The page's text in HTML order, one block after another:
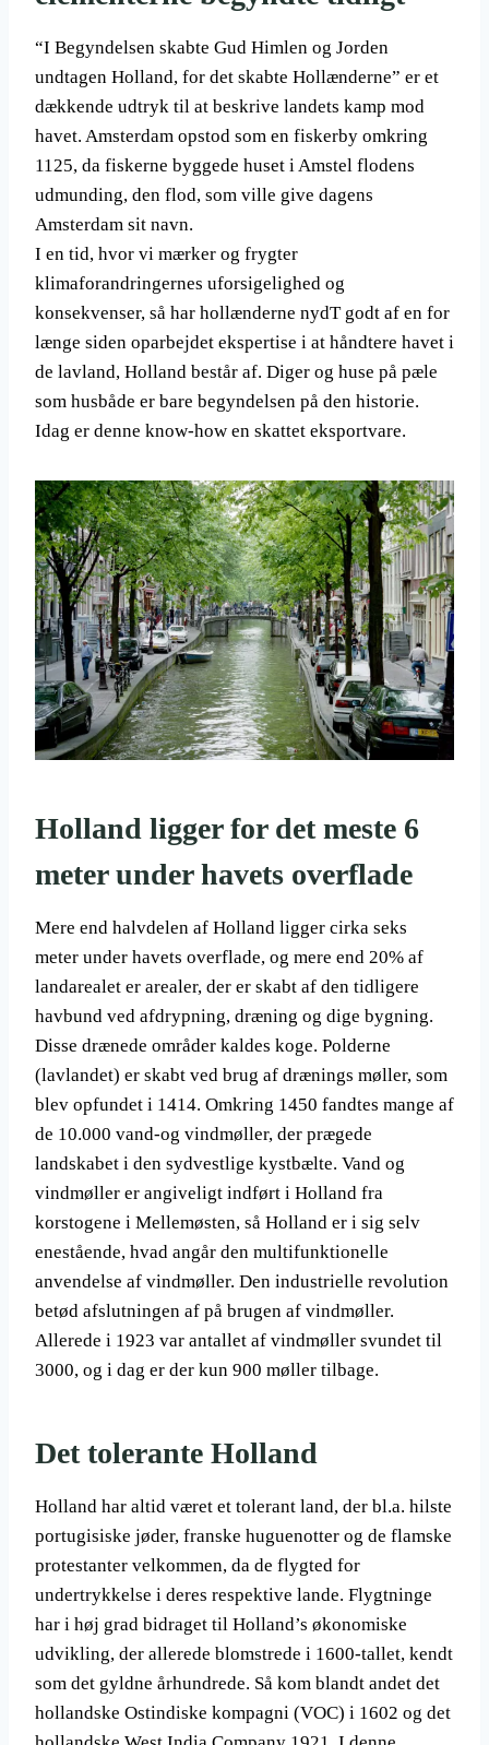
“I Begyndelsen skabte Gud Himlen og Jorden
undtagen Holland, for det skabte Hollænderne” er et
dækkende udtryk til at beskrive landets kamp mod
havet. Amsterdam opstod som en fiskerby omkring
1125, da fiskerne byggede huset i Amstel flodens
udmunding, den flod, som ville give dagens
Amsterdam sit navn.
I en tid, hvor vi mærker og frygter
klimaforandringernes uforsigelighed og
konsekvenser, så har hollænderne nydT godt af en for
længe siden oparbejdet ekspertise i at håndtere havet i
de lavland, Holland består af. Diger og huse på pæle
som husbåde er bare begyndelsen på den historie.
Idag er denne know-how en skattet eksportvare.
Holland ligger for det meste 6
meter under havets overflade
Mere end halvdelen af Holland ligger cirka seks
meter under havets overflade, og mere end 20% af
landarealet er arealer, der er skabt af den tidligere
havbund ved afdrypning, dræning og dige bygning.
Disse drænede områder kaldes koge. Polderne
(lavlandet) er skabt ved brug af drænings møller, som
blev opfundet i 1414. Omkring 1450 fandtes mange af
de 10.000 vand-og vindmøller, der prægede
landskabet i den sydvestlige kystbælte. Vand og
vindmøller er angiveligt indført i Holland fra
korstogene i Mellemøsten, så Holland er i sig selv
enestående, hvad angår den multifunktionelle
anvendelse af vindmøller. Den industrielle revolution
betød afslutningen af på brugen af vindmøller.
Allerede i 1923 var antallet af vindmøller svundet til
3000, og i dag er der kun 900 møller tilbage.
Det tolerante Holland
Holland har altid været et tolerant land, der bl.a. hilste
portugisiske jøder, franske huguenotter og de flamske
protestanter velkommen, da de flygted for
undertrykkelse i deres respektive lande. Flygtninge
har i høj grad bidraget til Holland’s økonomiske
udvikling, der allerede blomstrede i 1600-tallet, kendt
som det gyldne århundrede. Så kom blandt andet det
hollandske Ostindiske kompagni (VOC) i 1602 og det